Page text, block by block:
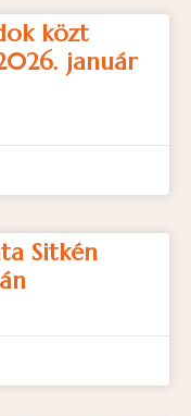
közt
január
Sitkén